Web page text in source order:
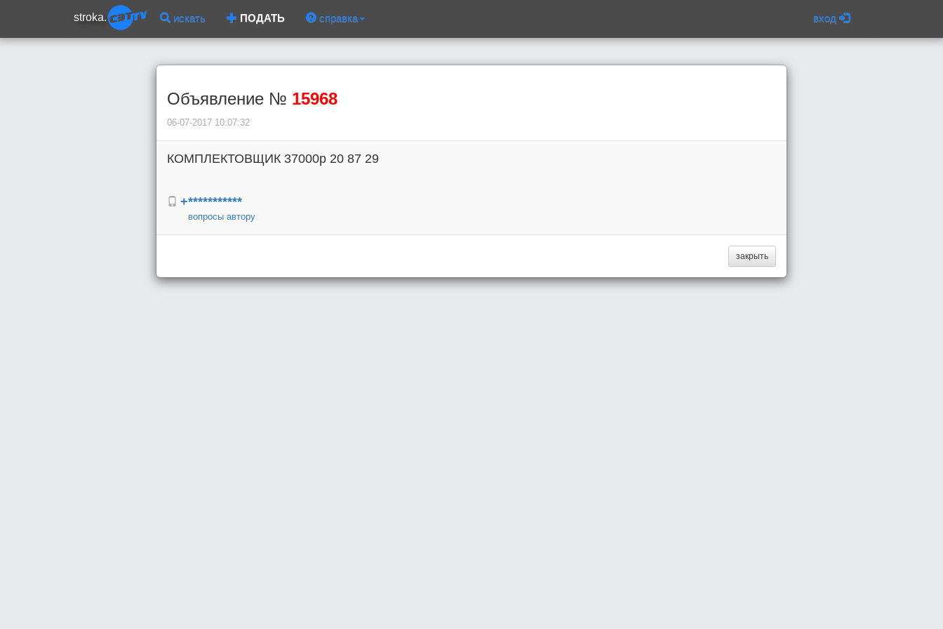
stroka. искать ПОДАТЬ справка вход
Объявление № 15968
06-07-2017 10:07:32
КОМПЛЕКТОВЩИК 37000р 20 87 29
+***********
вопросы автору
закрыть